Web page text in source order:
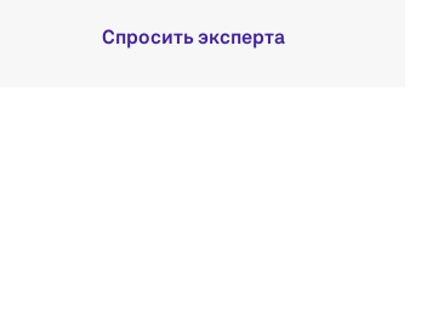
Спросить эксперта